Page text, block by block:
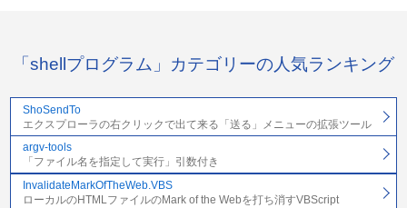
「shellプログラム」カテゴリーの人気ランキング
ShoSendTo
エクスプローラの右クリックで出て来る「送る」メニューの拡張ツール
argv-tools
「ファイル名を指定して実行」引数付き
InvalidateMarkOfTheWeb.VBS
ローカルのHTMLファイルのMark of the Webを打ち消すVBScript